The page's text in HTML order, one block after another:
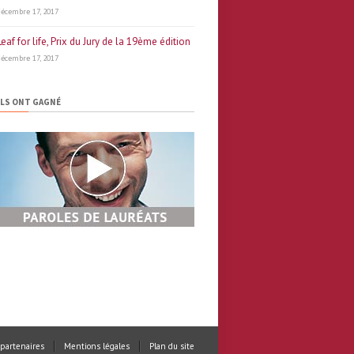
17, 2017
for life, Prix du Jury de la 19ème édition
17, 2017
ONT GAGNÉ
Mentions légales Plan du site